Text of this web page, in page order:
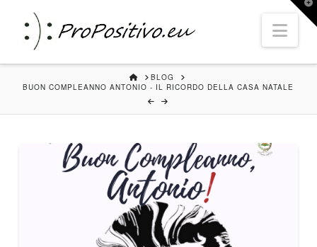
HOMEBLOG
BUON COMPLEANNO ANTONIO - IL RICORDO DELLA CASA NATALE